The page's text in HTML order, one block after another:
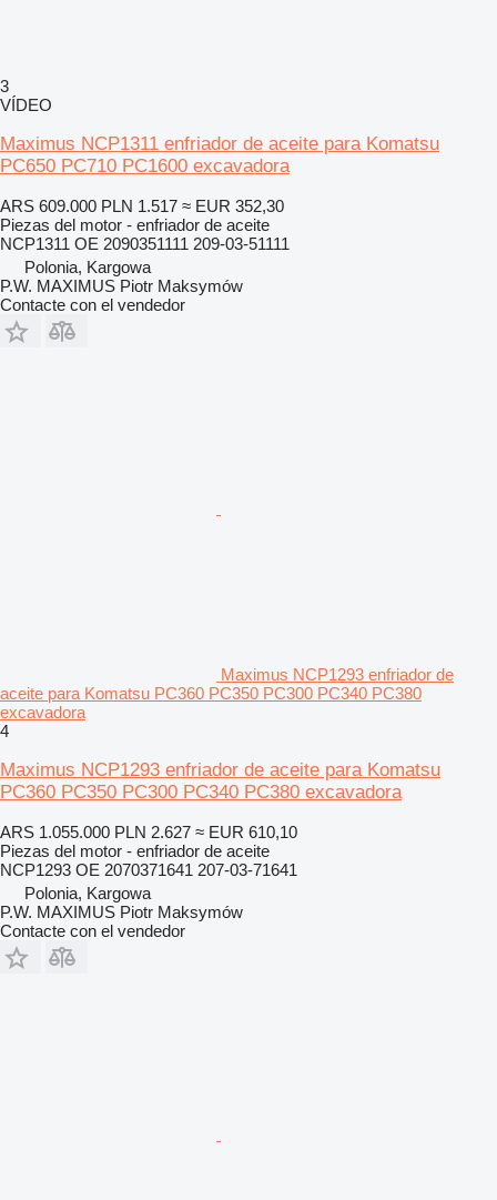
3
VÍDEO
Maximus NCP1311 enfriador de aceite para Komatsu
PC650 PC710 PC1600 excavadora
ARS 609.000 PLN 1.517 ≈ EUR 352,30
Piezas del motor - enfriador de aceite
NCP1311 OE 2090351111 209-03-51111
Polonia, Kargowa
P.W. MAXIMUS Piotr Maksymów
Contacte con el vendedor
Maximus NCP1293 enfriador de
aceite para Komatsu PC360 PC350 PC300 PC340 PC380
excavadora
4
Maximus NCP1293 enfriador de aceite para Komatsu
PC360 PC350 PC300 PC340 PC380 excavadora
ARS 1.055.000 PLN 2.627 ≈ EUR 610,10
Piezas del motor - enfriador de aceite
NCP1293 OE 2070371641 207-03-71641
Polonia, Kargowa
P.W. MAXIMUS Piotr Maksymów
Contacte con el vendedor